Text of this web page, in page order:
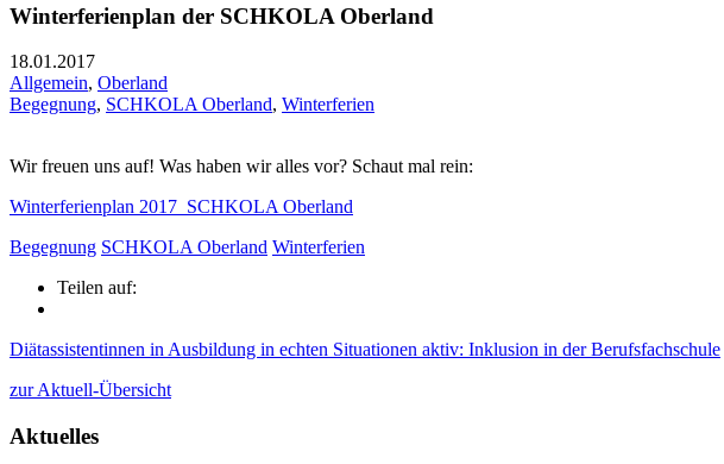
Winterferienplan der SCHKOLA Oberland
18.01.2017
Allgemein, Oberland
Begegnung, SCHKOLA Oberland, Winterferien
Wir freuen uns auf! Was haben wir alles vor? Schaut mal rein:
Winterferienplan 2017_SCHKOLA Oberland
Begegnung SCHKOLA Oberland Winterferien
Teilen auf:
Diätassistentinnen in Ausbildung in echten Situationen aktiv: Inklusion in der Berufsfachschule
zur Aktuell-Übersicht
Aktuelles